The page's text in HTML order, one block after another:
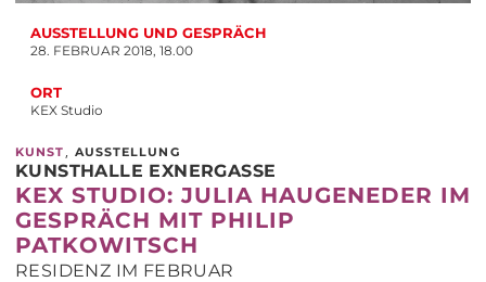
AUSSTELLUNG UND GESPRÄCH
28. FEBRUAR 2018, 18.00
ORT
KEX Studio
KUNST , AUSSTELLUNG
KUNSTHALLE EXNERGASSE
KEX STUDIO: JULIA HAUGENEDER IM
GESPRÄCH MIT PHILIP
PATKOWITSCH
RESIDENZ IM FEBRUAR